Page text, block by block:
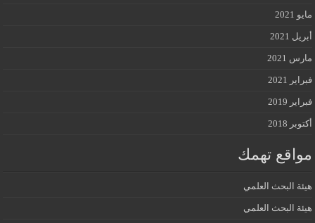
مايو 2021
أبريل 2021
مارس 2021
فبراير 2021
فبراير 2019
أكتوبر 2018
مواقع تهمك
هيئة البحث العلمي
هيئة البحث العلمي